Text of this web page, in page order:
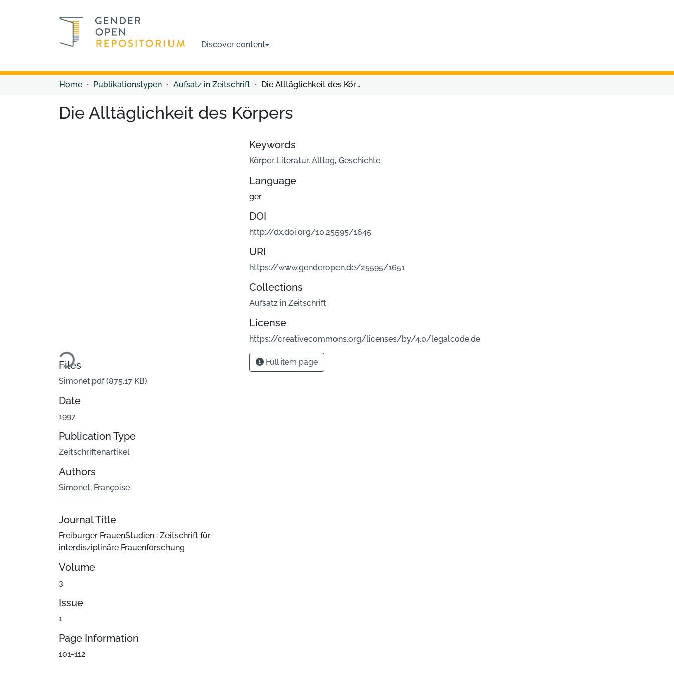
Discover content
Home Publikationstypen Aufsatz in Zeitschrift Die Alltäglichkeit des Körpers
Die Alltäglichkeit des Körpers
Loading...
Files
Simonet.pdf(875.17 KB)
Date
1997
Publication Type
Zeitschriftenartikel
Authors
Simonet, Françoise
Journal Title
Freiburger FrauenStudien : Zeitschrift für
interdisziplinäre Frauenforschung
Volume
3
Issue
1
Page Information
101-112
Keywords
Körper, Literatur, Alltag, Geschichte
Language
ger
DOI
http://dx.doi.org/10.25595/1645
URI
https://www.genderopen.de/25595/1651
Collections
Aufsatz in Zeitschrift
License
https://creativecommons.org/licenses/by/4.0/legalcode.de
Full item page